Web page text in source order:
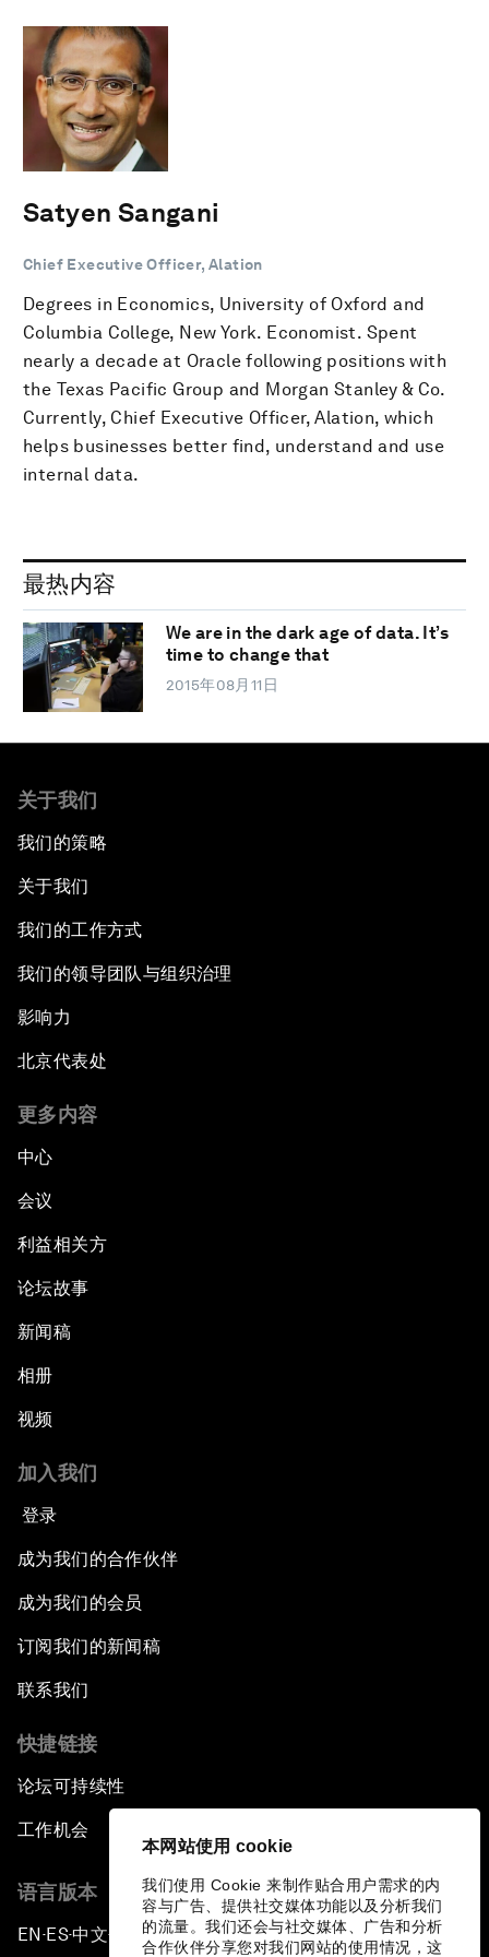
本网站使用 cookie
我们使用 Cookie 来制作贴合用户需求的内
容与广告、提供社交媒体功能以及分析我们
的流量。我们还会与社交媒体、广告和分析
合作伙伴分享您对我们网站的使用情况，这
Satyen Sangani
Chief Executive Officer, Alation
Degrees in Economics, University of Oxford and
Columbia College, New York. Economist. Spent
nearly a decade at Oracle following positions with
the Texas Pacific Group and Morgan Stanley & Co.
Currently, Chief Executive Officer, Alation, which
helps businesses better find, understand and use
internal data.
最热内容
We are in the dark age of data. It’s
time to change that
2015年08月11日
关于我们
我们的策略
关于我们
我们的工作方式
我们的领导团队与组织治理
影响力
北京代表处
更多内容
中心
会议
利益相关方
论坛故事
新闻稿
相册
视频
加入我们
登录
成为我们的合作伙伴
成为我们的会员
订阅我们的新闻稿
联系我们
快捷链接
论坛可持续性
工作机会
语言版本
EN ▪ES▪中文▪ 日本語